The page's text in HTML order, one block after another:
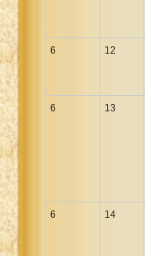
6 12
6 13
6 14